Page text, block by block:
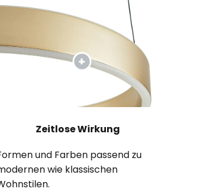
Zeitlose Wirkung
und Farben passend zu
wie klassischen